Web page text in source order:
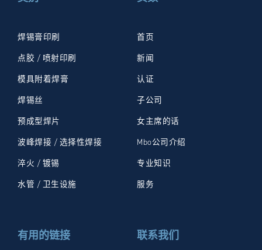
焊锡膏印刷
点胶 / 喷射印刷
模具附着焊膏
焊锡丝
预成型焊片
波峰焊接 / 选择性焊接
淬火 / 镀锡
水管 / 卫生设施
首页
新闻
认证
子公司
女主席的话
Mbo公司介绍
专业知识
服务
有用的链接 联系我们